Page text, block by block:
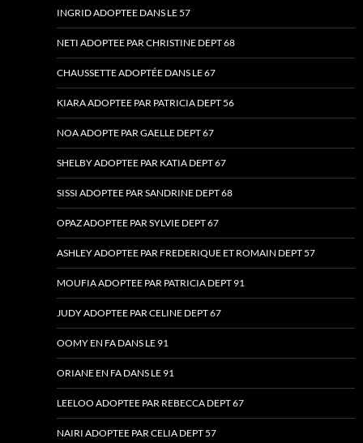
INGRID ADOPTEE DANS LE 57
NETI ADOPTEE PAR CHRISTINE DEPT 68
CHAUSSETTE ADOPTÉE DANS LE 67
KIARA ADOPTEE PAR PATRICIA DEPT 56
NOA ADOPTE PAR GAELLE DEPT 67
SHELBY ADOPTEE PAR KATIA DEPT 67
SISSI ADOPTEE PAR SANDRINE DEPT 68
OPAZ ADOPTEE PAR SYLVIE DEPT 67
ASHLEY ADOPTEE PAR FREDERIQUE ET ROMAIN DEPT 57
MOUFIA ADOPTEE PAR PATRICIA DEPT 91
JUDY ADOPTEE PAR CELINE DEPT 67
OOMY EN FA DANS LE 91
ORIANE EN FA DANS LE 91
LEELOO ADOPTEE PAR REBECCA DEPT 67
NAIRI ADOPTEE PAR CELIA DEPT 57